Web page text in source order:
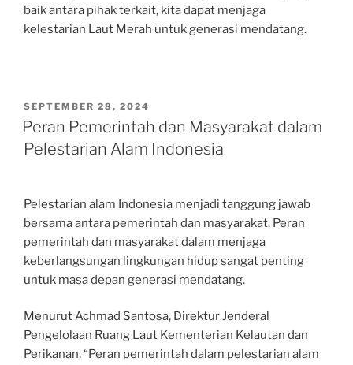
baik antara pihak terkait, kita dapat menjaga
kelestarian Laut Merah untuk generasi mendatang.
POSTED
ON
SEPTEMBER 28, 2024
Peran Pemerintah dan Masyarakat dalam
Pelestarian Alam Indonesia
Pelestarian alam Indonesia menjadi tanggung jawab
bersama antara pemerintah dan masyarakat. Peran
pemerintah dan masyarakat dalam menjaga
keberlangsungan lingkungan hidup sangat penting
untuk masa depan generasi mendatang.
Menurut Achmad Santosa, Direktur Jenderal
Pengelolaan Ruang Laut Kementerian Kelautan dan
Perikanan, “Peran pemerintah dalam pelestarian alam